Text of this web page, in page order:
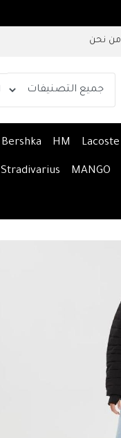
من نحن
Lacoste
HM
Bershka
MANGO
Stradivarius